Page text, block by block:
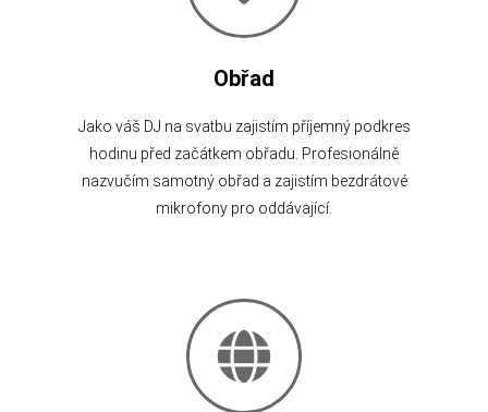
Obřad
Jako váš DJ na svatbu zajistím příjemný podkres
hodinu před začátkem obřadu. Profesionálně
nazvučím samotný obřad a zajistím bezdrátové
mikrofony pro oddávající.